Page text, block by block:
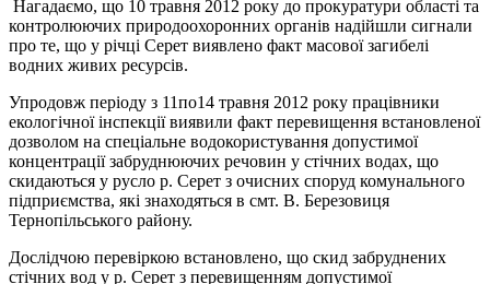
Нагадаємо, що 10 травня 2012 року до прокуратури області та
контролюючих природоохоронних органів надійшли сигнали
про те, що у річці Серет виявлено факт масової загибелі
водних живих ресурсів.
Упродовж періоду з 11по14 травня 2012 року працівники
екологічної інспекції виявили факт перевищення встановленої
дозволом на спеціальне водокористування допустимої
концентрації забруднюючих речовин у стічних водах, що
скидаються у русло р. Серет з очисних споруд комунального
підприємства, які знаходяться в смт. В. Березовиця
Тернопільського району.
Дослідчою перевіркою встановлено, що скид забруднених
стічних вод у р. Серет з перевищенням допустимої